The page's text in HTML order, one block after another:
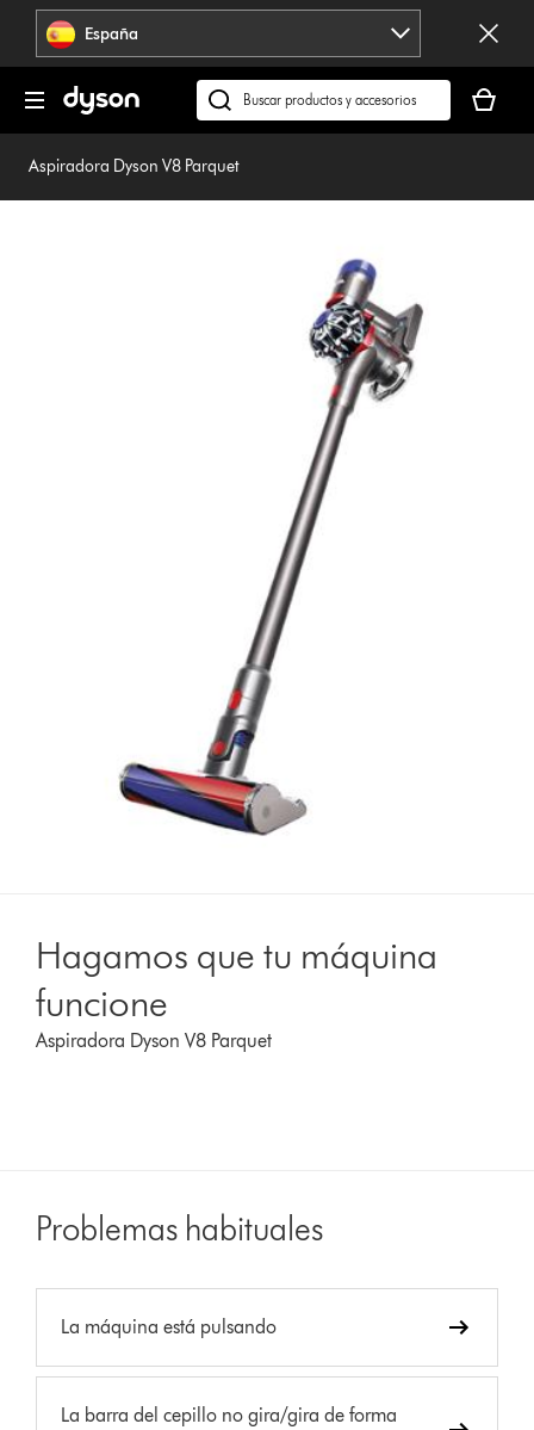
Omitir
navegación España
Buscar
en
dyson.es
cesta
está
Aspiradora Dyson V8 Parquet
Hagamos que tu máquina
funcione
Aspiradora Dyson V8 Parquet
Problemas habituales
La máquina está pulsando
La barra del cepillo no gira/gira de forma